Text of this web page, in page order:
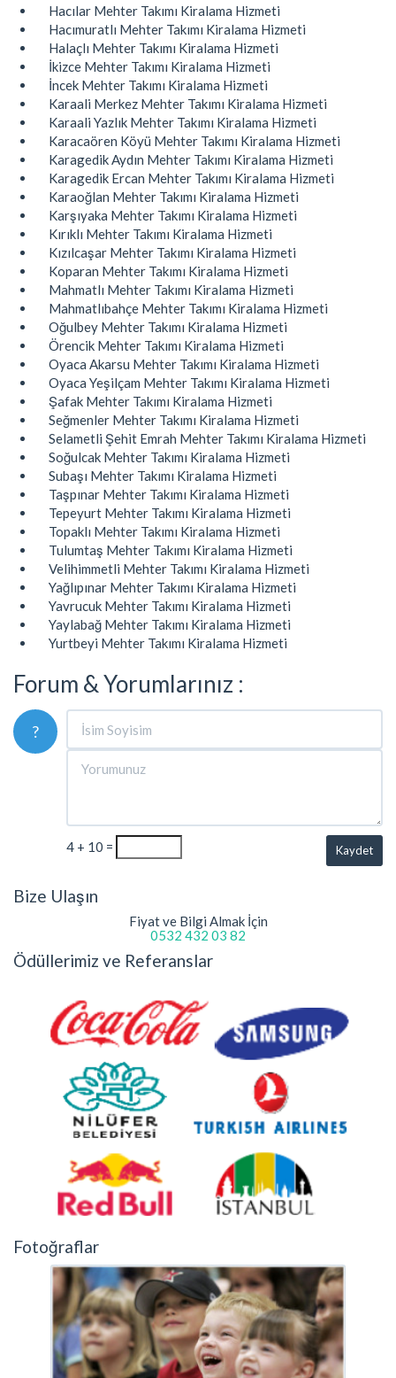
Hacılar Mehter Takımı Kiralama Hizmeti
Hacımuratlı Mehter Takımı Kiralama Hizmeti
Halaçlı Mehter Takımı Kiralama Hizmeti
İkizce Mehter Takımı Kiralama Hizmeti
İncek Mehter Takımı Kiralama Hizmeti
Karaali Merkez Mehter Takımı Kiralama Hizmeti
Karaali Yazlık Mehter Takımı Kiralama Hizmeti
Karacaören Köyü Mehter Takımı Kiralama Hizmeti
Karagedik Aydın Mehter Takımı Kiralama Hizmeti
Karagedik Ercan Mehter Takımı Kiralama Hizmeti
Karaoğlan Mehter Takımı Kiralama Hizmeti
Karşıyaka Mehter Takımı Kiralama Hizmeti
Kırıklı Mehter Takımı Kiralama Hizmeti
Kızılcaşar Mehter Takımı Kiralama Hizmeti
Koparan Mehter Takımı Kiralama Hizmeti
Mahmatlı Mehter Takımı Kiralama Hizmeti
Mahmatlıbahçe Mehter Takımı Kiralama Hizmeti
Oğulbey Mehter Takımı Kiralama Hizmeti
Örencik Mehter Takımı Kiralama Hizmeti
Oyaca Akarsu Mehter Takımı Kiralama Hizmeti
Oyaca Yeşilçam Mehter Takımı Kiralama Hizmeti
Şafak Mehter Takımı Kiralama Hizmeti
Seğmenler Mehter Takımı Kiralama Hizmeti
Selametli Şehit Emrah Mehter Takımı Kiralama Hizmeti
Soğulcak Mehter Takımı Kiralama Hizmeti
Subaşı Mehter Takımı Kiralama Hizmeti
Taşpınar Mehter Takımı Kiralama Hizmeti
Tepeyurt Mehter Takımı Kiralama Hizmeti
Topaklı Mehter Takımı Kiralama Hizmeti
Tulumtaş Mehter Takımı Kiralama Hizmeti
Velihimmetli Mehter Takımı Kiralama Hizmeti
Yağlıpınar Mehter Takımı Kiralama Hizmeti
Yavrucuk Mehter Takımı Kiralama Hizmeti
Yaylabağ Mehter Takımı Kiralama Hizmeti
Yurtbeyi Mehter Takımı Kiralama Hizmeti
Forum & Yorumlarınız :
?
4 + 10 = Kaydet
Bize Ulaşın
Fiyat ve Bilgi Almak İçin
0532 432 03 82
Ödüllerimiz ve Referanslar
Fotoğraflar